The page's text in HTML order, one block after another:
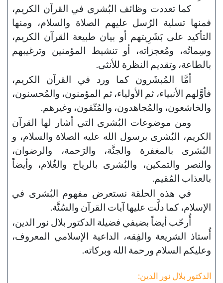
كما تعددت وظائف البُشرى في القرآن الكريم،
فمنها تسلية الرُسل عليهم الصلاة والسلام، ومنها
التأكيد على بَشَرِيتهم أو بيان طبيعة القرآن الكريم،
وسِماتُه، ومُعجزاته، أو تنشيط المؤمنين وترغيبهم
بالطاعة، وتقديم النظرة للأنثى.
أمَّا المُبشَرون كما ورد في القرآن الكريم،
فأوَّلهم الأنبياء، ثم الأولياء، ثم المؤمنون، والمُحسنون،
والخاشعون، والمُجاهدون، والمُتّقون، وغيرهم.
ومن موضوعات البُشرى التي أشار لها القرآن
الكريم، البُشرى برسول الله عليه الصلاة والسلام، و
البُشرى بالمغفرة والجنَّة، والرَحمة، والرضوان،
والنصر والتمكين، والبُشرى بالرياح والغُلام، وأيضاً
بالعذاب المُقيم.
في هذه الحلقة نستعرض مفهوم البُشرى في
الإسلام، كما دلَّت عليها آيات القرآن والسُنَّة.
أُرحّب أيضاً بضيفي فضيلة الدكتور بلال نور الدين،
أُستاذ الشريعة والفِقه، الداعية الإسلامي المعروف،
وعليكم السلام ورحمة الله وبركاته.
الدكتور بلال نور الدين: